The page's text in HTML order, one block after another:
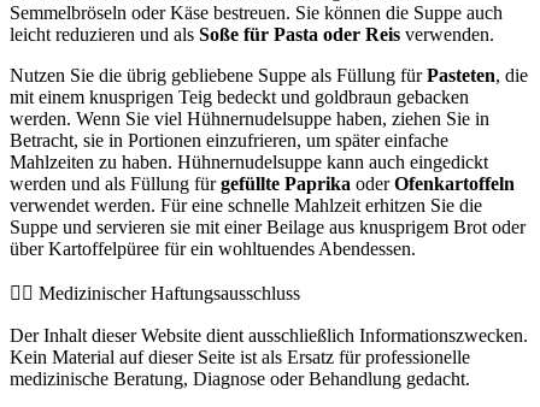
Semmelbröseln oder Käse bestreuen. Sie können die Suppe auch
leicht reduzieren und als Soße für Pasta oder Reis verwenden.
Nutzen Sie die übrig gebliebene Suppe als Füllung fürPasteten, die
mit einem knusprigen Teig bedeckt und goldbraun gebacken
werden. Wenn Sie viel Hühnernudelsuppe haben, ziehen Sie in
Betracht, sie in Portionen einzufrieren, um später einfache
Mahlzeiten zu haben. Hühnernudelsuppe kann auch eingedickt
werden und als Füllung fürgefüllte Paprika oderOfenkartoffeln
verwendet werden. Für eine schnelle Mahlzeit erhitzen Sie die
Suppe und servieren sie mit einer Beilage aus knusprigem Brot oder
über Kartoffelpüree für ein wohltuendes Abendessen.
👨‍⚕️️ Medizinischer Haftungsausschluss
Der Inhalt dieser Website dient ausschließlich Informationszwecken.
Kein Material auf dieser Seite ist als Ersatz für professionelle
medizinische Beratung, Diagnose oder Behandlung gedacht.